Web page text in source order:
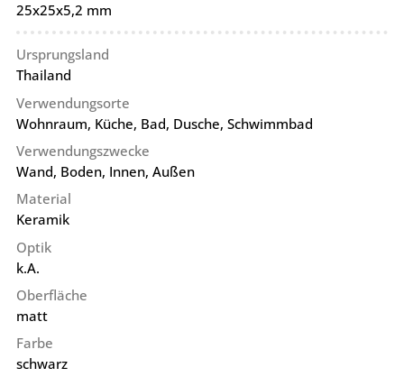
25x25x5,2 mm
Ursprungsland
Thailand
Verwendungsorte
Wohnraum, Küche, Bad, Dusche, Schwimmbad
Verwendungszwecke
Wand, Boden, Innen, Außen
Material
Keramik
Optik
k.A.
Oberfläche
matt
Farbe
schwarz